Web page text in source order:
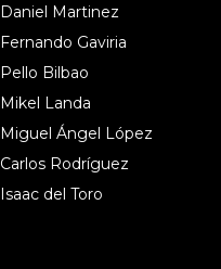
Daniel Martinez
Fernando Gaviria
Pello Bilbao
Mikel Landa
Miguel Ángel López
Carlos Rodríguez
Isaac del Toro